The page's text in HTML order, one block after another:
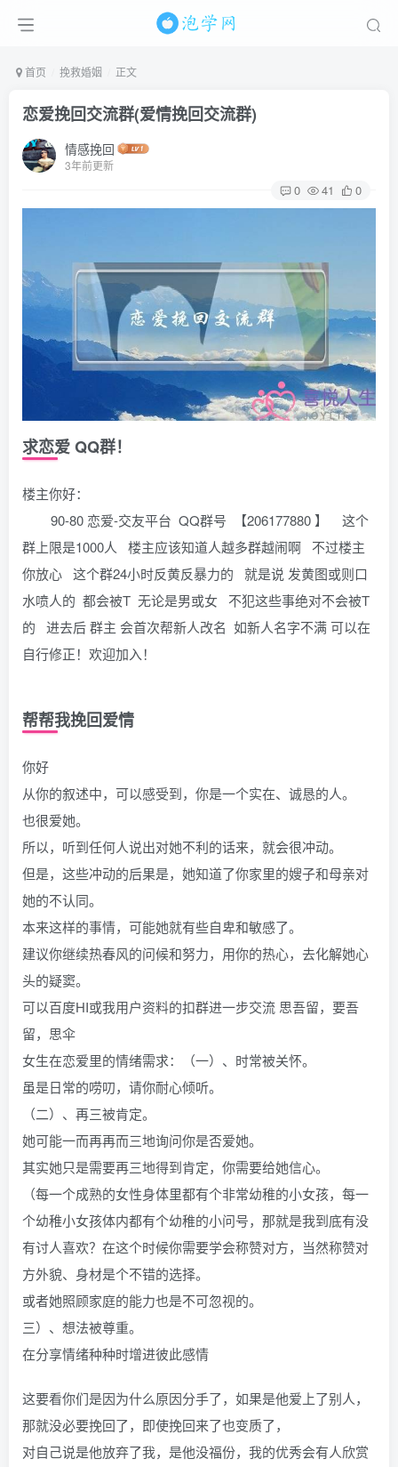
首页 挽救婚姻 正文
恋爱挽回交流群(爱情挽回交流群)
情感挽回
3年前更新
0 41 0
求恋爱 QQ群！
楼主你好：
90-80 恋爱-交友平台 QQ群号 【206177880 】 这个
群上限是1000人 楼主应该知道人越多群越闹啊 不过楼主
你放心 这个群24小时反黄反暴力的 就是说 发黄图或则口
水喷人的 都会被T 无论是男或女 不犯这些事绝对不会被T
的 进去后 群主 会首次帮新人改名 如新人名字不满 可以在
自行修正！欢迎加入！
帮帮我挽回爱情
你好
从你的叙述中，可以感受到，你是一个实在、诚恳的人。
也很爱她。
所以，听到任何人说出对她不利的话来，就会很冲动。
但是，这些冲动的后果是，她知道了你家里的嫂子和母亲对
她的不认同。
本来这样的事情，可能她就有些自卑和敏感了。
建议你继续热春风的问候和努力，用你的热心，去化解她心
头的疑窦。
可以百度HI或我用户资料的扣群进一步交流 思吾留，要吾
留，思伞
女生在恋爱里的情绪需求：（一）、时常被关怀。
虽是日常的唠叨，请你耐心倾听。
（二）、再三被肯定。
她可能一而再再而三地询问你是否爱她。
其实她只是需要再三地得到肯定，你需要给她信心。
（每一个成熟的女性身体里都有个非常幼稚的小女孩，每一
个幼稚小女孩体内都有个幼稚的小问号，那就是我到底有没
有讨人喜欢？在这个时候你需要学会称赞对方，当然称赞对
方外貌、身材是个不错的选择。
或者她照顾家庭的能力也是不可忽视的。
三）、想法被尊重。
在分享情绪种种时增进彼此感情
这要看你们是因为什么原因分手了，如果是他爱上了别人，
那就没必要挽回了，即使挽回来了也变质了，
对自己说是他放弃了我，是他没福份，我的优秀会有人欣赏